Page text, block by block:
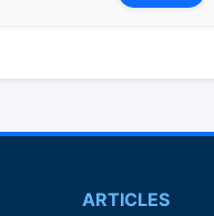
ARTICLES